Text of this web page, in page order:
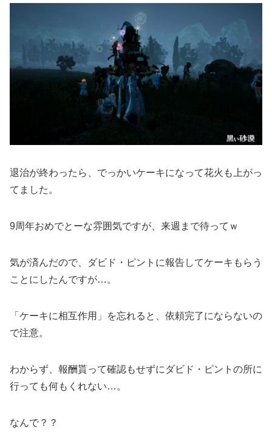
退治が終わったら、でっかいケーキになって花火も上がっ
てました。
9周年おめでとーな雰囲気ですが、来週まで待ってｗ
気が済んだので、ダビド・ピントに報告してケーキもらう
ことにしたんですが…。
「ケーキに相互作用」を忘れると、依頼完了にならないの
で注意。
わからず、報酬貰って確認もせずにダビド・ピントの所に
行っても何もくれない…。
なんで？？